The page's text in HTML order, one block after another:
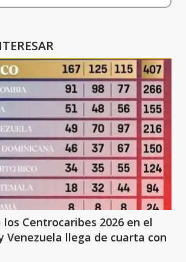
Centrocaribes 2026 en el
Venezuela llega de cuarta con